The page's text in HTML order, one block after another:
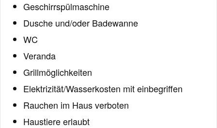
Geschirrspülmaschine
Dusche und/oder Badewanne
WC
Veranda
Grillmöglichkeiten
Elektrizität/Wasserkosten mit einbegriffen
Rauchen im Haus verboten
Haustiere erlaubt